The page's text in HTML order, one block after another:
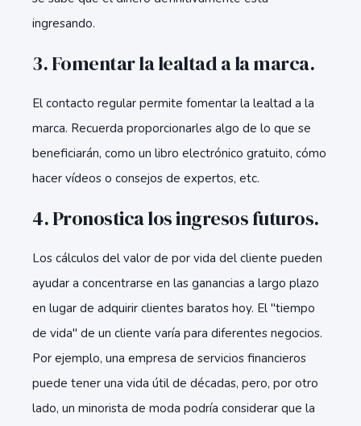
ingresando.
3. Fomentar la lealtad a la marca.
El contacto regular permite fomentar la lealtad a la
marca. Recuerda proporcionarles algo de lo que se
beneficiarán, como un libro electrónico gratuito, cómo
hacer vídeos o consejos de expertos, etc.
4. Pronostica los ingresos futuros.
Los cálculos del valor de por vida del cliente pueden
ayudar a concentrarse en las ganancias a largo plazo
en lugar de adquirir clientes baratos hoy. El "tiempo
de vida" de un cliente varía para diferentes negocios.
Por ejemplo, una empresa de servicios financieros
puede tener una vida útil de décadas, pero, por otro
lado, un minorista de moda podría considerar que la